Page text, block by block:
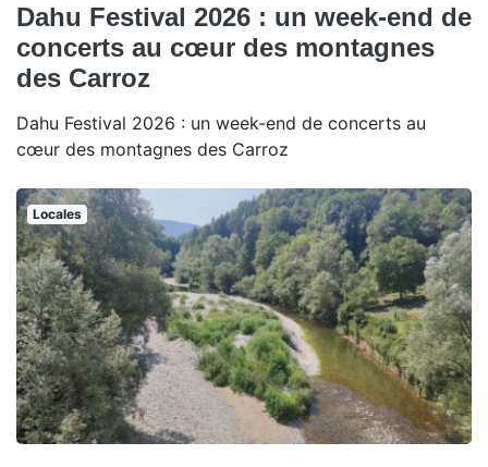
Dahu Festival 2026 : un week-end de
concerts au cœur des montagnes
des Carroz
Dahu Festival 2026 : un week-end de concerts au
cœur des montagnes des Carroz
Locales